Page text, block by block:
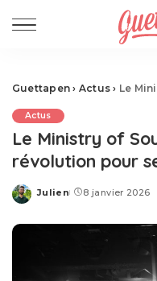
Guettapen › Actus › Le
Actus
Le Ministry of
révolution pour
Posted
Julien 8 janvier 2026